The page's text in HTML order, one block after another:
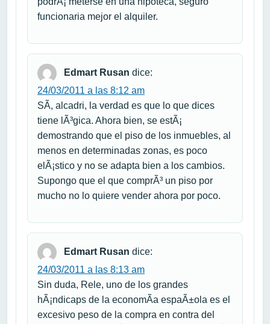
funcionaria mejor el alquiler.
Edmart Rusan dice:
24/03/2011 a las 8:12 am
SÃ­, alcadri, la verdad es que lo que dices
tiene lÃ³gica. Ahora bien, se estÃ¡
demostrando que el piso de los inmuebles, al
menos en determinadas zonas, es poco
elÃ¡stico y no se adapta bien a los cambios.
Supongo que el que comprÃ³ un piso por
mucho no lo quiere vender ahora por poco.
Edmart Rusan dice:
24/03/2011 a las 8:13 am
Sin duda, Rele, uno de los grandes
hÃ¡ndicaps de la economÃ­a espaÃ±ola es el
excesivo peso de la compra en contra del